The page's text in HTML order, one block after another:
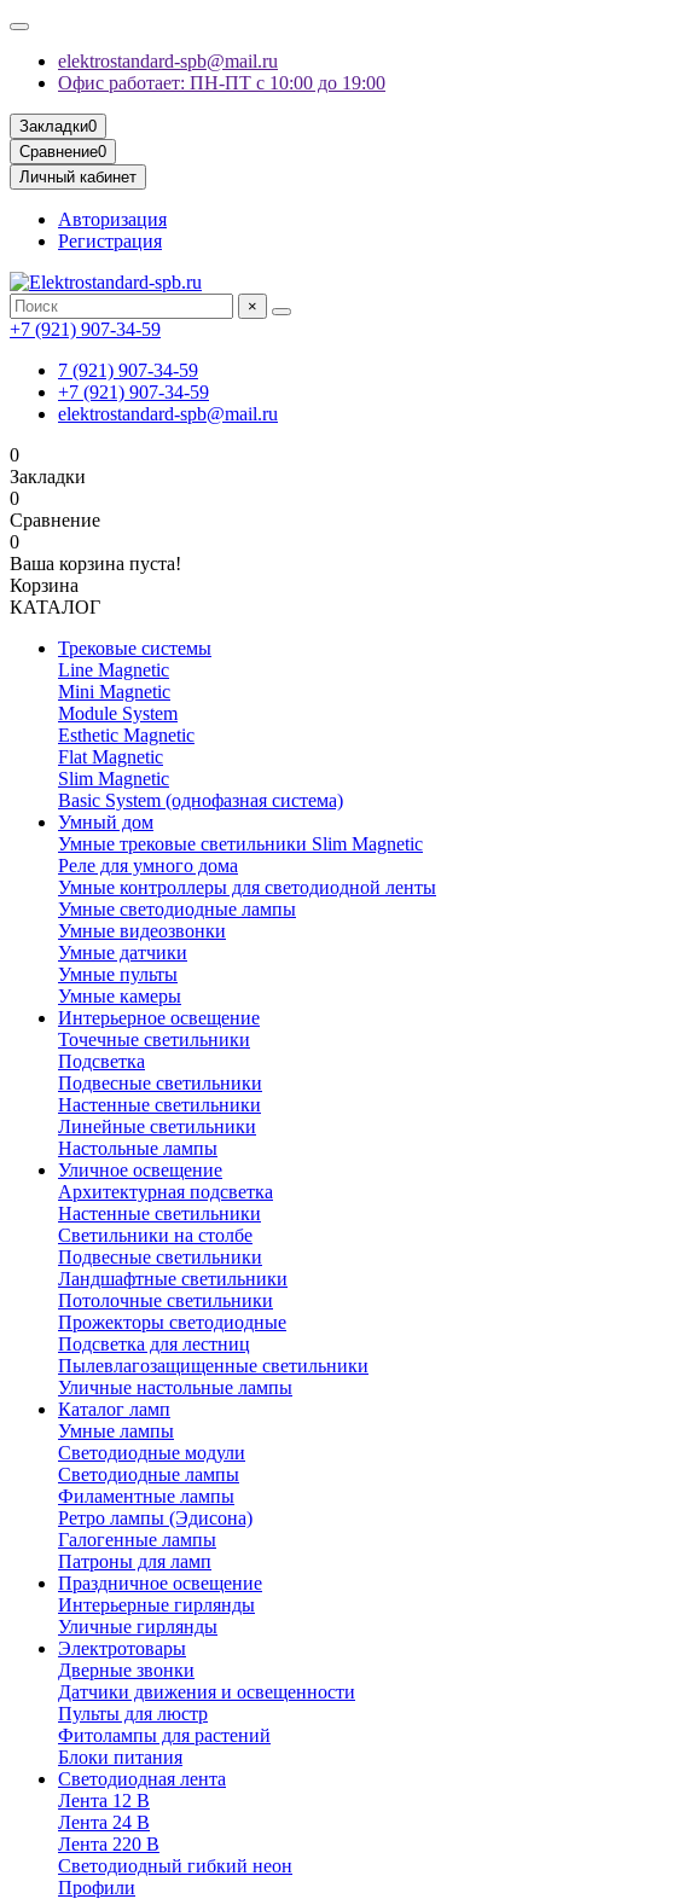
elektrostandard-spb@mail.ru
Офис работает: ПН-ПТ с 10:00 до 19:00
Закладки0
Сравнение0
Личный кабинет
Авторизация
Регистрация
×
+7 (921) 907-34-59
7 (921) 907-34-59
+7 (921) 907-34-59
elektrostandard-spb@mail.ru
0
Закладки
0
Сравнение
0
Ваша корзина пуста!
Корзина
КАТАЛОГ
Трековые системы
Line Magnetic
Mini Magnetic
Module System
Esthetic Magnetic
Flat Magnetic
Slim Magnetic
Basic System (однофазная система)
Умный дом
Умные трековые светильники Slim Magnetic
Реле для умного дома
Умные контроллеры для светодиодной ленты
Умные светодиодные лампы
Умные видеозвонки
Умные датчики
Умные пульты
Умные камеры
Интерьерное освещение
Точечные светильники
Подсветка
Подвесные светильники
Настенные светильники
Линейные светильники
Настольные лампы
Уличное освещение
Архитектурная подсветка
Настенные светильники
Светильники на столбе
Подвесные светильники
Ландшафтные светильники
Потолочные светильники
Прожекторы светодиодные
Подсветка для лестниц
Пылевлагозащищенные светильники
Уличные настольные лампы
Каталог ламп
Умные лампы
Светодиодные модули
Светодиодные лампы
Филаментные лампы
Ретро лампы (Эдисона)
Галогенные лампы
Патроны для ламп
Праздничное освещение
Интерьерные гирлянды
Уличные гирлянды
Электротовары
Дверные звонки
Датчики движения и освещенности
Пульты для люстр
Фитолампы для растений
Блоки питания
Светодиодная лента
Лента 12 В
Лента 24 В
Лента 220 В
Светодиодный гибкий неон
Профили